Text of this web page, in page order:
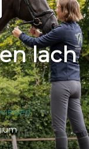
lach